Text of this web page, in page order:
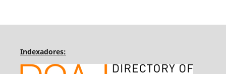
Indexadores: